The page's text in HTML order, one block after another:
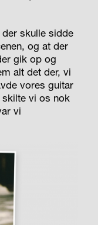
skulle sidde
og at der
gik op og
alt det der, vi
vores guitar
vi os nok
vi